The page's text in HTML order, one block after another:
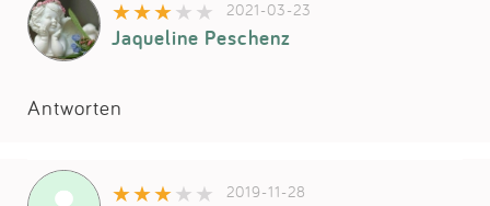
Anmelden
2021-03-23
Jaqueline Peschenz
Antworten
2019-11-28